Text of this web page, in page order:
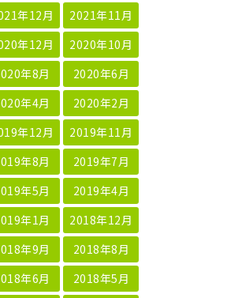
年12月
2021年11月
年12月
2020年10月
年8月
2020年6月
年4月
2020年2月
年12月
2019年11月
年8月
2019年7月
年5月
2019年4月
年1月
2018年12月
年9月
2018年8月
年6月
2018年5月